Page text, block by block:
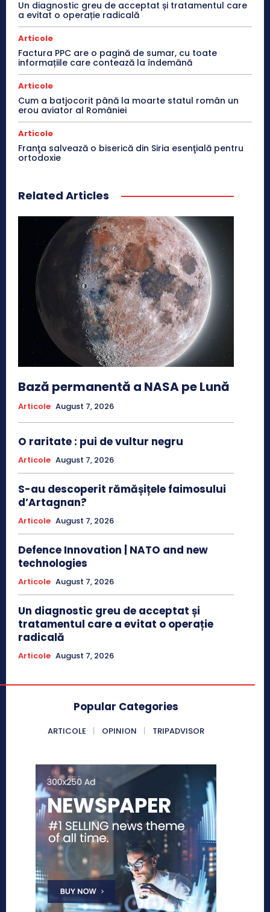
Un diagnostic greu de acceptat și tratamentul care
a evitat o operație radicală
Articole
Factura PPC are o pagină de sumar, cu toate
informațiile care contează la îndemână
Articole
Cum a batjocorit până la moarte statul român un
erou aviator al României
Articole
Franţa salvează o biserică din Siria esenţială pentru
ortodoxie
Related Articles
Bază permanentă a NASA pe Lună
Articole August 7, 2026
O raritate : pui de vultur negru
Articole August 7, 2026
S-au descoperit rămășițele faimosului
d’Artagnan?
Articole August 7, 2026
Defence Innovation | NATO and new
technologies
Articole August 7, 2026
Un diagnostic greu de acceptat și
tratamentul care a evitat o operație
radicală
Articole August 7, 2026
Popular Categories
ARTICOLE OPINION TRIPADVISOR